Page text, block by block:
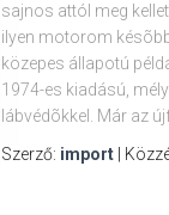
sajnos attól meg
ilyen motorom
közepes állapotú
1974-es kiadású,
lábvédõkkel. Már az
Szerző: import |